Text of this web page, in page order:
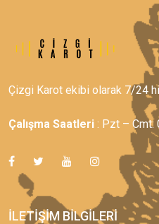
Çizgi Karot ekibi olarak 7/24
Çalışma Saatleri : Pzt – Cmt:
İLETIŞIM BILGILERI